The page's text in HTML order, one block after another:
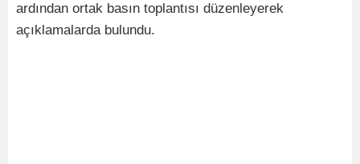
ardından ortak basın toplantısı düzenleyerek
açıklamalarda bulundu.